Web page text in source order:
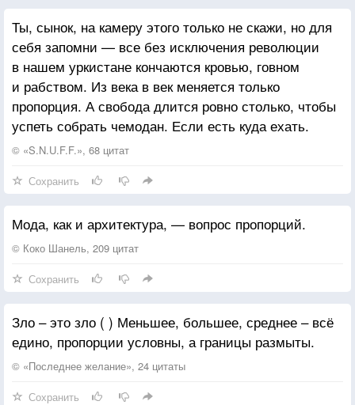
Ты, сынок, на камеру этого только не скажи, но для
себя запомни — все без исключения революции
в нашем уркистане кончаются кровью, говном
и рабством. Из века в век меняется только
пропорция. А свобода длится ровно столько, чтобы
успеть собрать чемодан. Если есть куда ехать.
© «S.N.U.F.F.», 68 цитат
Сохранить
Мода, как и архитектура, — вопрос пропорций.
© Коко Шанель, 209 цитат
Сохранить
Зло – это зло ( ) Меньшее, большее, среднее – всё
едино, пропорции условны, а границы размыты.
© «Последнее желание», 24 цитаты
Сохранить